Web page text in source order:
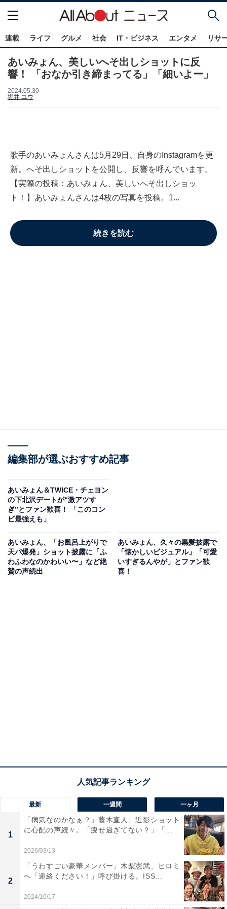
連載 ライフ グルメ 社会 IT・ビジネス エンタメ リサ
あいみょん、美しいへそ出しショットに反
響！ 「おなか引き締まってる」「細いよー」
2024.05.30
堀井 ユウ
歌手のあいみょんさんは5月29日、自身のInstagramを更
新。へそ出しショットを公開し、反響を呼んでいます。
【実際の投稿：あいみょん、美しいへそ出しショッ
ト！】あいみょんさんは4枚の写真を投稿。1...
続きを読む
編集部が選ぶおすすめ記事
あいみょん＆TWICE・チェヨン
の下北沢デートが“激アツす
ぎ”とファン歓喜！ 「このコン
ビ最強えも」
あいみょん、「お風呂上がりで
天パ爆発」ショット披露に「ふ
わふわなのかわいい〜」など絶
賛の声続出
あいみょん、久々の黒髪披露で
「懐かしいビジュアル」「可愛
いすぎるんやが」とファン歓
喜！
最新 一週間 一ヶ月
1
「病気なのかなぁ？」藤木直人、近影ショット
に心配の声続々。「痩せ過ぎてない？」「...
2026/03/13
2
「うわすごい豪華メンバー」木梨憲武、ヒロミ
へ「連絡ください！」呼び掛ける。ISS...
2024/10/17